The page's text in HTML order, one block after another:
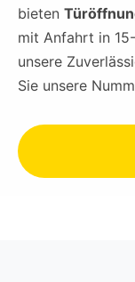
bieten
mit Anfahrt in
unsere
Sie unsere